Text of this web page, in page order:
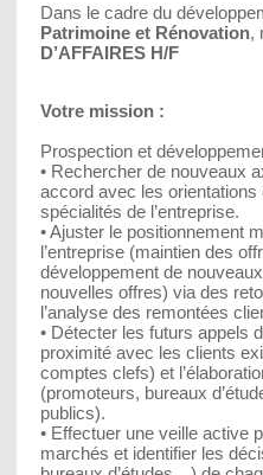
Dans le cadre du
Patrimoine et Rénovation,
D’AFFAIRES H/F
Votre mission :
Prospection et
• Rechercher de nouveaux
accord avec les
spécialités de l’entreprise.
• Ajuster le positionnement
l’entreprise (maintien des
développement de
nouvelles offres) via des
l’analyse des remontées
• Détecter les futurs appels
proximité avec les clients
comptes clefs) et
(promoteurs, bureaux
publics).
• Effectuer une veille active
marchés et identifier les